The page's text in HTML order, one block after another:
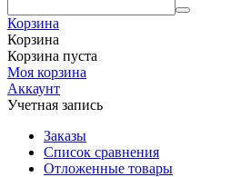
Корзина
Корзина
Корзина пуста
Моя корзина
Аккаунт
Учетная запись
Заказы
Список сравнения
Отложенные товары